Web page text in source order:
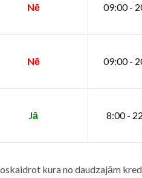
Nē 09:00 -
Nē 09:00 -
Jā 8:00 -
kura no daudzajām